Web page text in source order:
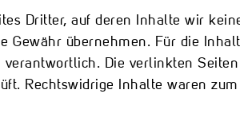
Dritter, auf deren Inhalte wir
Gewähr übernehmen. Für die
Die verlinkten
Rechtswidrige Inhalte waren